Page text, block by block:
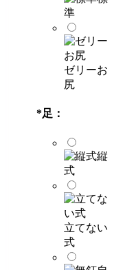
準
ゼリーお
尻
*足：
縦
式
立てない
式